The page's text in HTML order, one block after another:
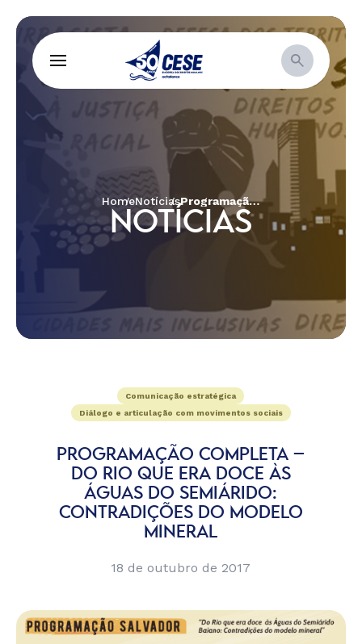
HomeNotícias Programação Completa – Do rio que era doce às águas do semiárido: Contradições do modelo mineral
NOTÍCIAS
Comunicação estratégica
Diálogo e articulação com movimentos sociais
PROGRAMAÇÃO COMPLETA –
DO RIO QUE ERA DOCE ÀS
ÁGUAS DO SEMIÁRIDO:
CONTRADIÇÕES DO MODELO
MINERAL
18 de outubro de 2017